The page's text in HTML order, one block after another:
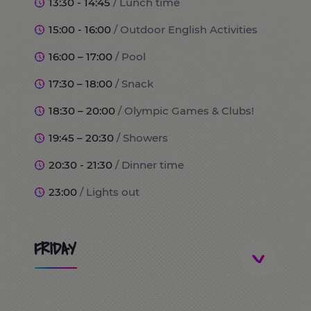
15:00 - 16:00 / Outdoor English Activities
16:00 – 17:00 / Pool
17:30 – 18:00 / Snack
18:30 – 20:00 / Olympic Games & Clubs!
19:45 – 20:30 / Showers
20:30 - 21:30 / Dinner time
23:00 / Lights out
FRIDAY